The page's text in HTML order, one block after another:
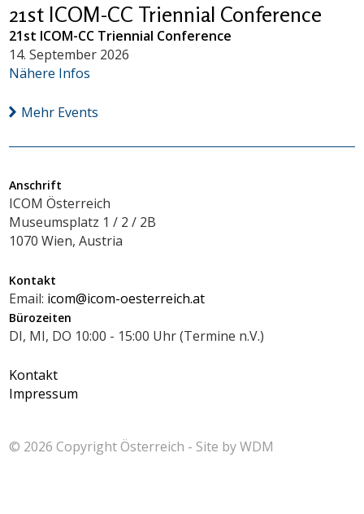
21st ICOM-CC Triennial Conference
21st ICOM-CC Triennial Conference
14. September 2026
Nähere Infos
Mehr Events
Anschrift
ICOM Österreich
Museumsplatz 1 / 2 / 2B
1070 Wien, Austria
Kontakt
Email: icom@icom-oesterreich.at
Bürozeiten
DI, MI, DO 10:00 - 15:00 Uhr (Termine n.V.)
Kontakt
Impressum
© 2026 CopyrightÖsterreich - Site byWDM